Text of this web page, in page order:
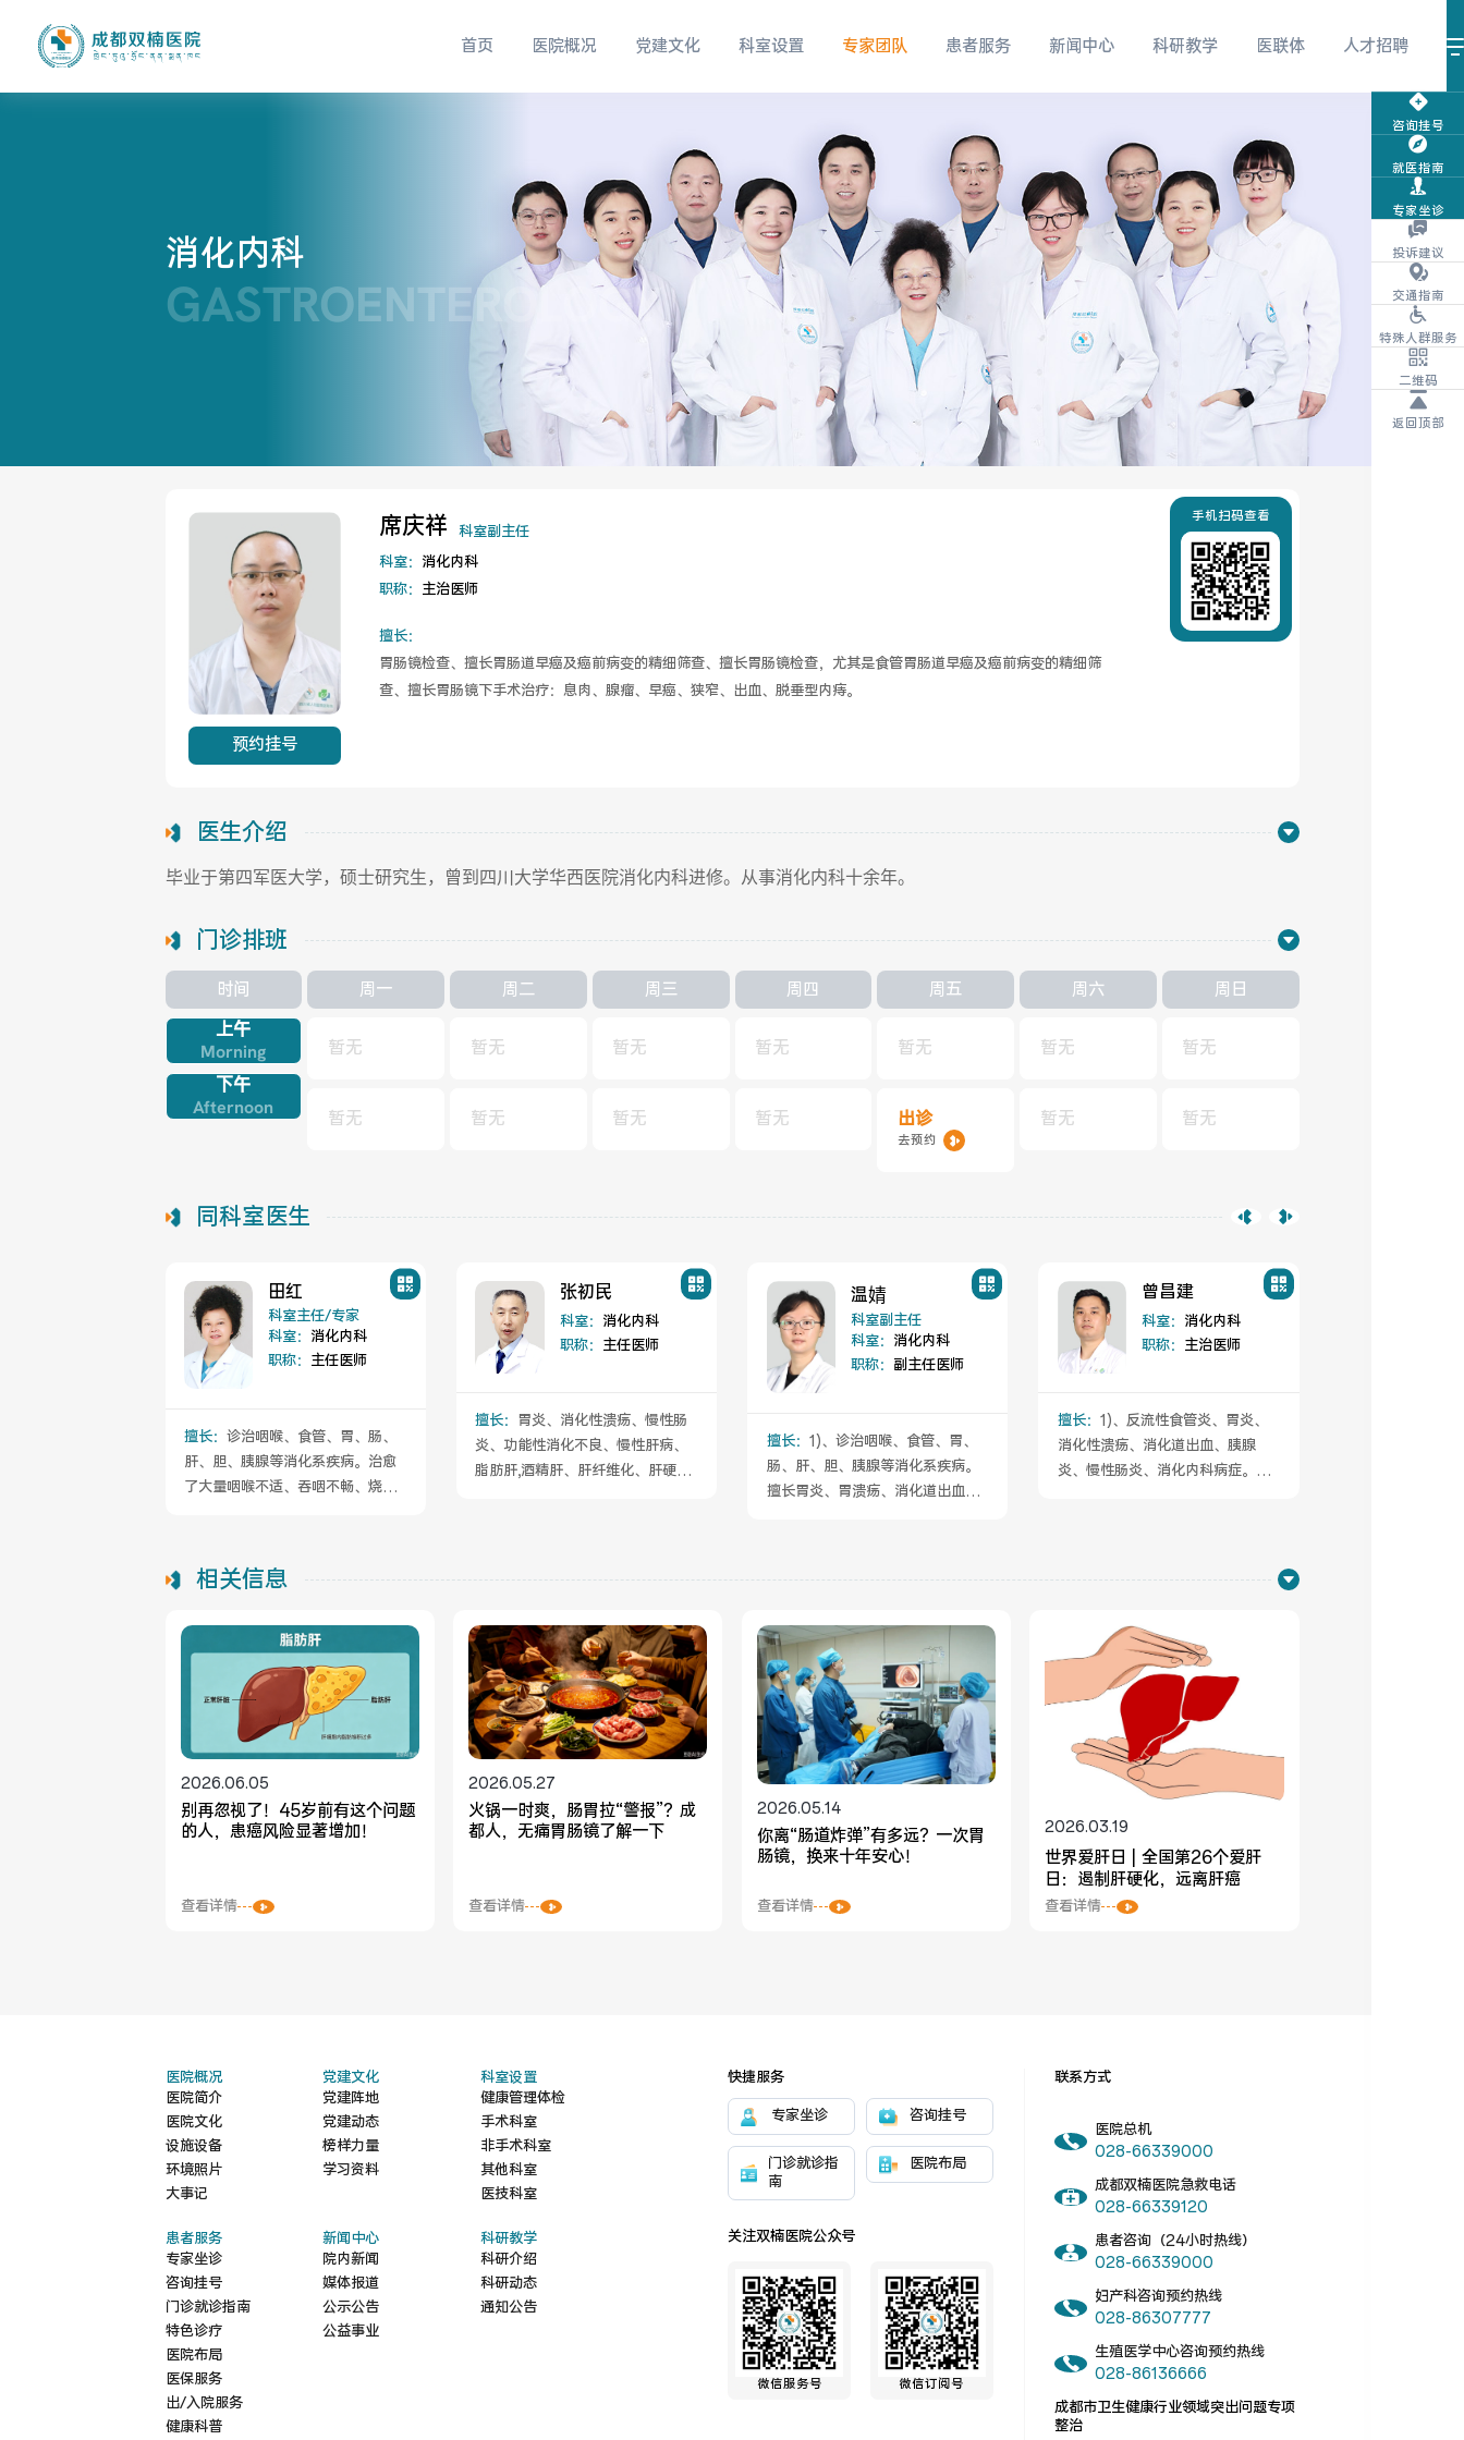
首页 医院概况 党建文化 科室设置 专家团队 患者服务 新闻中心 科研教学 医联体 人才招聘
消化内科
GASTROENTEROLOGY
预约挂号
席庆祥
科室副主任
科室： 消化内科
职称： 主治医师
擅长：
胃肠镜检查、擅长胃肠道早癌及癌前病变的精细筛查、擅长胃肠镜检查，尤其是食管胃肠道早癌及癌前病变的精细筛
查、擅长胃肠镜下手术治疗：息肉、腺瘤、早癌、狭窄、出血、脱垂型内痔。
手机扫码查看
医生介绍
毕业于第四军医大学，硕士研究生，曾到四川大学华西医院消化内科进修。从事消化内科十余年。
门诊排班
时间
上午
Morning
下午
Afternoon
周一
暂无
暂无
周二
暂无
暂无
周三
暂无
暂无
周四
暂无
暂无
周五
暂无
出诊
去预约
周六
暂无
暂无
周日
暂无
暂无
同科室医生
田红
科室主任/专家
科室： 消化内科
职称： 主任医师
擅长： 诊治咽喉、食管、胃、肠、
肝、胆、胰腺等消化系疾病。治愈
了大量咽喉不适、吞咽不畅、烧心...
张初民
科室： 消化内科
职称： 主任医师
擅长： 胃炎、消化性溃疡、慢性肠
炎、功能性消化不良、慢性肝病、
脂肪肝,酒精肝、肝纤维化、肝硬
温婧
科室副主任
科室： 消化内科
职称： 副主任医师
擅长： 1)、诊治咽喉、食管、胃、
肠、肝、胆、胰腺等消化系疾病。
擅长胃炎、胃溃疡、消化道出血、...
曾昌建
科室： 消化内科
职称： 主治医师
擅长： 1)、反流性食管炎、胃炎、
消化性溃疡、消化道出血、胰腺
炎、慢性肠炎、消化内科病症。
相关信息
2026.06.05
别再忽视了！45岁前有这个问题
的人，患癌风险显著增加！
查看详情
2026.05.27
火锅一时爽，肠胃拉“警报”？成
都人，无痛胃肠镜了解一下
查看详情
2026.05.14
你离“肠道炸弹”有多远？一次胃
肠镜，换来十年安心！
查看详情
2026.03.19
世界爱肝日 | 全国第26个爱肝
日：遏制肝硬化，远离肝癌
查看详情
医院概况
医院简介
医院文化
设施设备
环境照片
大事记
党建文化
党建阵地
党建动态
榜样力量
学习资料
科室设置
健康管理体检
手术科室
非手术科室
其他科室
医技科室
患者服务
专家坐诊
咨询挂号
门诊就诊指南
特色诊疗
医院布局
医保服务
出/入院服务
健康科普
新闻中心
院内新闻
媒体报道
公示公告
公益事业
科研教学
科研介绍
科研动态
通知公告
快捷服务
专家坐诊 咨询挂号
门诊就诊指
南
医院布局
关注双楠医院公众号
微信服务号 微信订阅号
联系方式
医院总机
028-66339000
成都双楠医院急救电话
028-66339120
患者咨询（24小时热线）
028-66339000
妇产科咨询预约热线
028-86307777
生殖医学中心咨询预约热线
028-86136666
成都市卫生健康行业领域突出问题专项
整治
咨询挂号
就医指南
专家坐诊
投诉建议
交通指南
特殊人群服务
二维码
微信服务号 微信订阅号 视频号
团购商城 体检报告查询
返回顶部